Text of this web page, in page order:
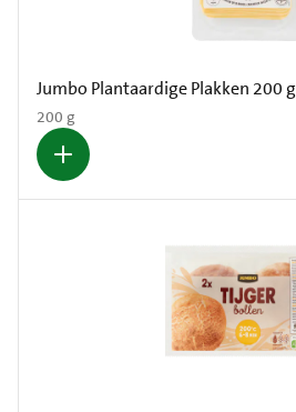
Jumbo Plantaardige Plakken 200 g
200 g